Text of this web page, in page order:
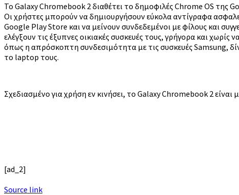
Το Galaxy Chromebook 2 διαθέτει το δημοφιλές Chrome OS της
Οι χρήστες μπορούν να δημιουργήσουν εύκολα αντίγραφα
Google Play Store και να μείνουν συνδεδεμένοι με φίλους και
ελέγξουν τις έξυπνες οικιακές συσκευές τους, γρήγορα και
όπως η απρόσκοπτη συνδεσιμότητα με τις συσκευές Samsung,
το laptop τους.
Σχεδιασμένο για χρήση εν κινήσει, το Galaxy Chromebook 2
[ad_2]
Source link